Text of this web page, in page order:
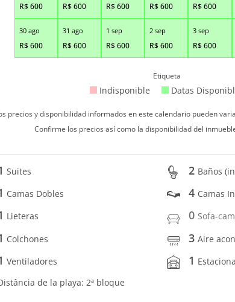
R$600 R$600 R$600 R$600 R$600
30 ago
R$600
31 ago
R$600
1 sep
R$600
2 sep
R$600
3 sep
R$600
Etiqueta
Indisponible Datas
precios y disponibilidad informados en este calendario pueden
Confirme los precios así como la disponibilidad del
Suites 2 Baños
Camas Dobles 4 Camas
Lieteras 0 Sofa-
Colchones 3Aire
Ventiladores 1
de la playa: 2ª bloque